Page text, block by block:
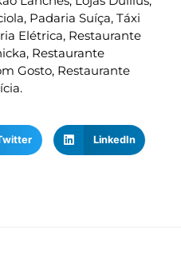
Padaria Suíça, Táxi
Elétrica, Restaurante
Restaurante
Gosto, Restaurante
LinkedIn